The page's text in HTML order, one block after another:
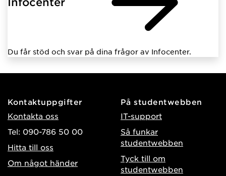
Du får stöd och svar på dina frågor av Infocenter.
Kontaktuppgifter
Kontakta oss
Tel: 090-786 50 00
Hitta till oss
Om något händer
På studentwebben
IT-support
Så funkar
studentwebben
Tyck till om
studentwebben